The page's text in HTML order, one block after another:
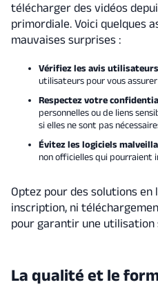
télécharger des vidéos
primordiale. Voici quelques
mauvaises surprises :
Vérifiez les avis utilisateurs
utilisateurs pour vous
Respectez votre
personnelles ou de liens
si elles ne sont pas
Évitez les logiciels
non officielles qui pourraient
Optez pour des solutions en
inscription, ni
pour garantir une utilisation
La qualité et le